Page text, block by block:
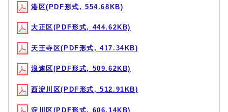
港区(PDF形式, 554.68KB)
大正区(PDF形式, 444.62KB)
天王寺区(PDF形式, 417.34KB)
浪速区(PDF形式, 509.62KB)
西淀川区(PDF形式, 512.91KB)
淀川区(PDF形式, 606.14KB)